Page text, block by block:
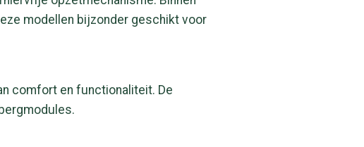
modellen bijzonder geschikt voor
comfort en functionaliteit. De